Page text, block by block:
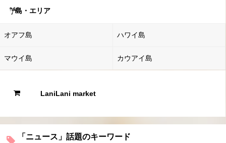
島・エリア
オアフ島 ハワイ島
マウイ島 カウアイ島
LaniLani market
「ニュース」話題のキーワード